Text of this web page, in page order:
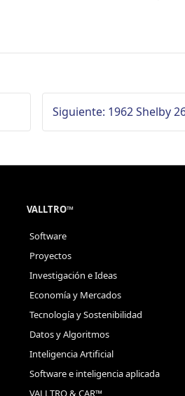
Siguiente: 1962 Shelby
VALLTRO™
Software
Proyectos
Investigación e Ideas
Economía y Mercados
Tecnología y Sostenibilidad
Datos y Algoritmos
Inteligencia Artificial
Software e inteligencia aplicada
VALLTRO & CAR™